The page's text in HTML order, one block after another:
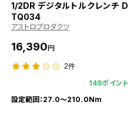
1/2DR デジタルトルクレンチ D
TQ034
アストロプロダクツ
16,390円
2件
149ポイント
設定範囲：27.0～210.0Nm